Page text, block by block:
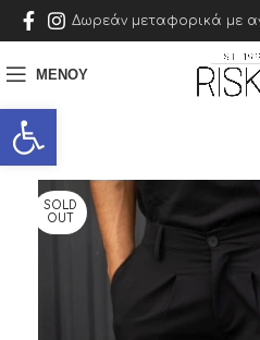
Ανοίξτε τη γραμμή εργαλείων
Δωρεάν μεταφορικά με
ΜΕΝΟΎ
SOLD
OUT